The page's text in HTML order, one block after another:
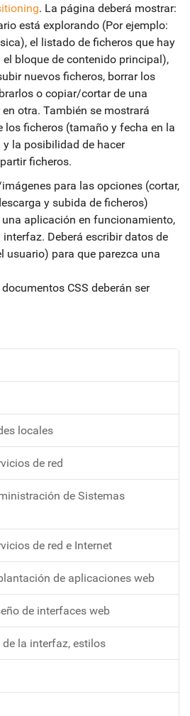
. La página deberá mostrar:
está explorando (Por ejemplo:
el listado de ficheros que hay
bloque de contenido principal),
nuevos ficheros, borrar los
o copiar/cortar de una
otra. También se mostrará
los ficheros (tamaño y fecha en la
la posibilidad de hacer
ficheros.
para las opciones (cortar,
y subida de ficheros)
una aplicación en funcionamiento,
Deberá escribir datos de
usuario) para que parezca una
CSS deberán ser
locales
de red
de Sistemas
de red e Internet
de aplicaciones web
de interfaces web
de la interfaz, estilos